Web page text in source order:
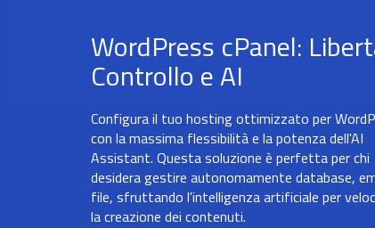
WordPress cPanel:
Controllo e AI
Configura il tuo hosting ottimizzato per
con la massima flessibilità e la potenza dell'AI
Assistant. Questa soluzione è perfetta per chi
desidera gestire autonomamente database,
file, sfruttando l'intelligenza artificiale per
la creazione dei contenuti.